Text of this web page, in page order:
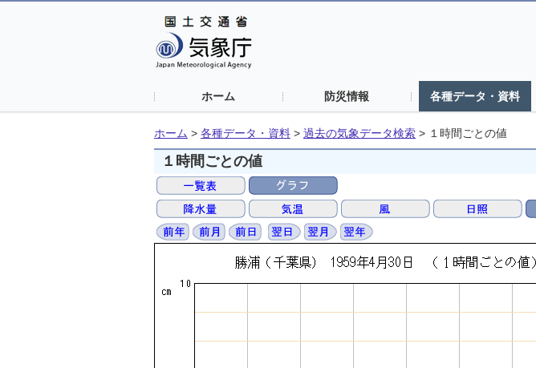
ホーム 防災情報 各種データ・資料
ホーム > 各種データ・資料 > 過去の気象データ検索 > １時間ごとの値
１時間ごとの値